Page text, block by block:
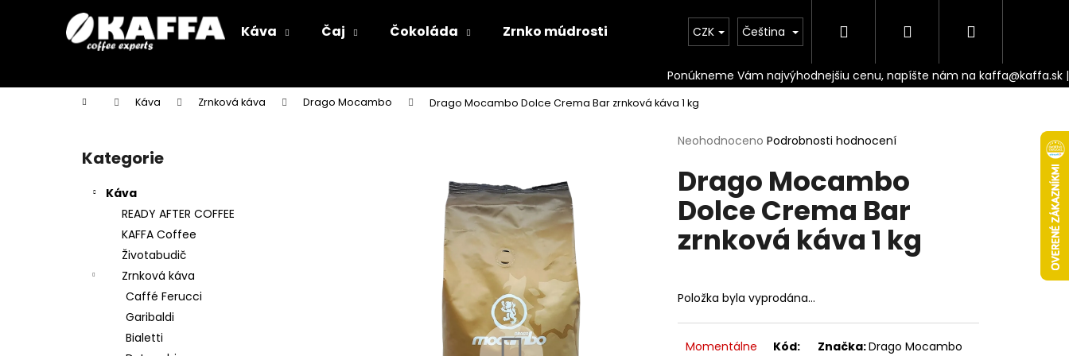
Káva Čaj Čokoláda Zrnko múdrosti Kontakt Doprava
CZK Čeština Hledat PřihlášeníNákupní
košík
Domů Káva Zrnková káva Drago Mocambo Drago Mocambo Dolce Crema Bar zrnková káva 1 kg
Přeskočit
kategorie
Kategorie
Káva
READY AFTER COFFEE
KAFFA Coffee
Životabudič
Zrnková káva
Caffé Ferucci
Garibaldi
Bialetti
Průměrné
produktu
je
0,0
5
hvězdiček.
Neohodnoceno Podrobnosti hodnocení
Drago Mocambo
Dolce Crema Bar
zrnková káva 1 kg
Položka byla vyprodána…
Momentálne
Kód:
Značka:Drago Mocambo
k
Zpět
obchodu
Zpět
obchodu
Co potřebujete najít?
Doporučujeme